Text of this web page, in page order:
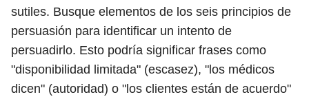
sutiles. Busque elementos de los seis principios de
persuasión para identificar un intento de
persuadirlo. Esto podría significar frases como
"disponibilidad limitada" (escasez), "los médicos
dicen" (autoridad) o "los clientes están de acuerdo"